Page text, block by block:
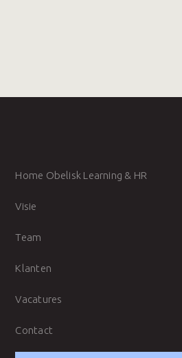
Home Obelisk Learning & HR
Visie
Team
Klanten
Vacatures
Contact